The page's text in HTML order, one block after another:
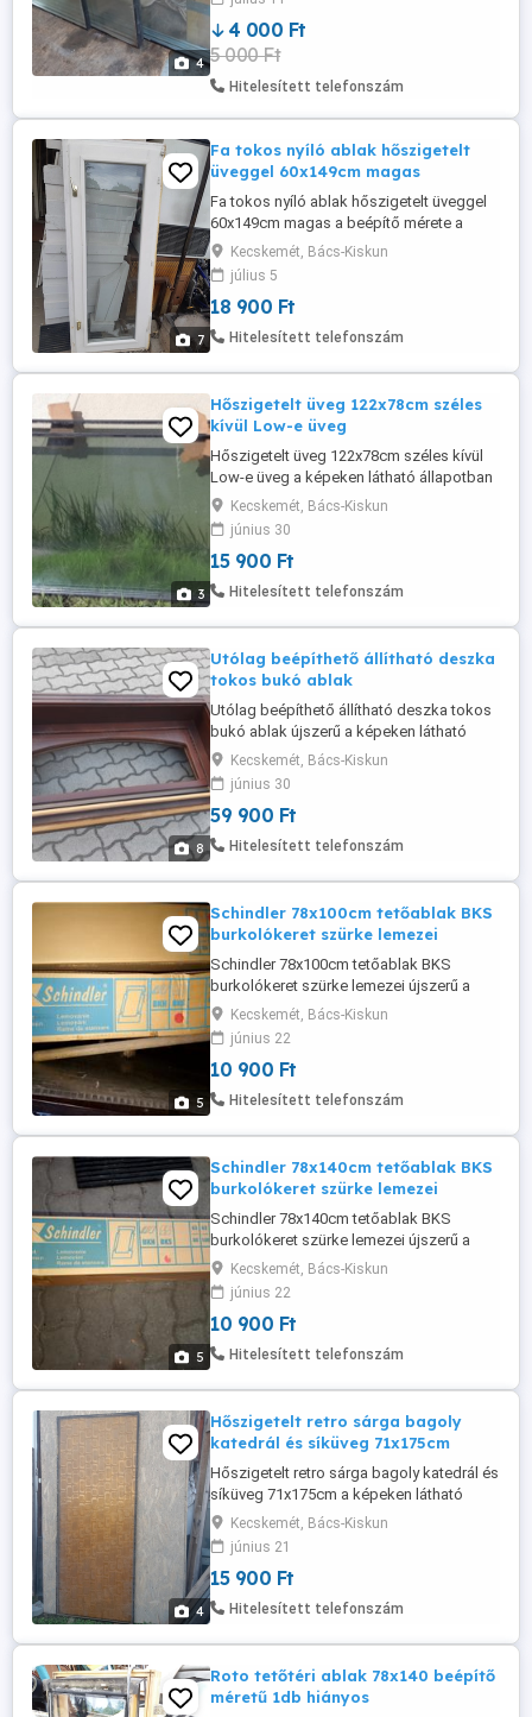
4
4 000 Ft
5 000 Ft
Hitelesített telefonszám
7
Fa tokos nyíló ablak hőszigetelt
üveggel 60x149cm magas
Fa tokos nyíló ablak hőszigetelt üveggel
60x149cm magas a beépítő mérete a
képeken látható állapotban eladó.
Kibontáskor pár helyen a festék lepattant!
1db jobbos és 1db balos van. Az ár 1db-
ra vonatkozik!
Kecskemét, Bács-Kiskun
július 5
18 900 Ft
Hitelesített telefonszám
3
Hőszigetelt üveg 122x78cm széles
kívül Low-e üveg
Hőszigetelt üveg 122x78cm széles kívül
Low-e üveg a képeken látható állapotban
eladó. Még nem volt beépítve.
Kecskemét, Bács-Kiskun
június 30
15 900 Ft
Hitelesített telefonszám
8
Utólag beépíthető állítható deszka
tokos bukó ablak
Utólag beépíthető állítható deszka tokos
bukó ablak újszerű a képeken látható
állapotban eladó üveg nélkül. Lekezelve
és elegáns kivitelben, régi
parasztházakhoz is tökéletes. Beépítő
méret 60x120cm és max. 35cm
falvastagsághoz. Takaróléccel méret
bukó nyíló jobbos-balos ...
Kecskemét, Bács-Kiskun
június 30
59 900 Ft
Hitelesített telefonszám
5
Schindler 78x100cm tetőablak BKS
burkolókeret szürke lemezei
Schindler 78x100cm tetőablak BKS
burkolókeret szürke lemezei újszerű a
képeken látható állapotban eladó.
Zsindelyhelyhez vagy lapos tetőfedő
anyaghoz való.
Kecskemét, Bács-Kiskun
június 22
10 900 Ft
Hitelesített telefonszám
5
Schindler 78x140cm tetőablak BKS
burkolókeret szürke lemezei
Schindler 78x140cm tetőablak BKS
burkolókeret szürke lemezei újszerű a
képeken látható állapotban eladó. Az ár
1db-ra vonatkozik! Zsindelyhelyhez vagy
lapos tetőfedő anyaghoz való.
Kecskemét, Bács-Kiskun
június 22
10 900 Ft
Hitelesített telefonszám
4
Hőszigetelt retro sárga bagoly
katedrál és síküveg 71x175cm
Hőszigetelt retro sárga bagoly katedrál és
síküveg 71x175cm a képeken látható
állapotban eladó.
Kecskemét, Bács-Kiskun
június 21
15 900 Ft
Hitelesített telefonszám
Roto tetőtéri ablak 78x140 beépítő
méretű 1db hiányos